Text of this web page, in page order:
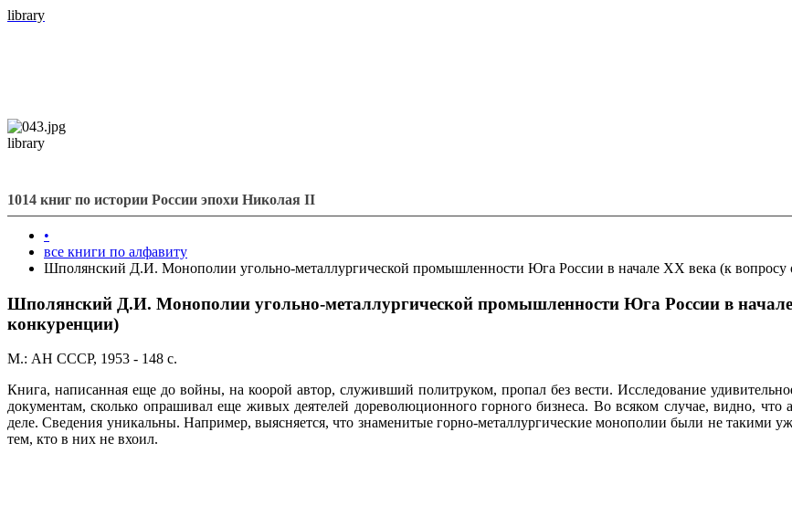
library
library
1014 книг по истории России эпохи Николая II
•
все книги по алфавиту
Шполянский Д.И. Монополии угольно-металлургической промышленности Юга России в начале XX века (к
Шполянский Д.И. Монополии угольно-металлургической промышленности Юга России в
конкуренции)
М.: АН СССР, 1953 - 148 с.
Книга, написанная еще до войны, на коорой автор, служивший политруком, пропал без вести. Исследование
документам, сколько опрашивал еще живых деятелей дореволюционного горного бизнеса. Во всяком случае, видно,
деле. Сведения уникальны. Например, выясняется, что знаменитые горно-металлургические монополии были не такими
тем, кто в них не вхоил.